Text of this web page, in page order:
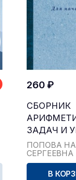
260 ₽
СБОРНИК
ЗАДАЧ И
ДЛЯ НА...
ПОПОВА
СЕРГЕЕВНА
В